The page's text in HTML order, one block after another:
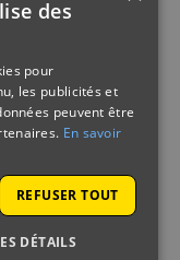
des
pour
les publicités et
peuvent être
En savoir
REFUSER TOUT
DÉTAILS